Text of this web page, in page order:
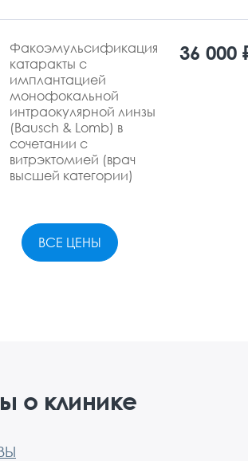
Факоэмульсификация
катаракты с
имплантацией
монофокальной
интраокулярной линзы
(Bausch & Lomb) в
сочетании с
витрэктомией (врач
высшей категории)
36 000
ВСЕ ЦЕНЫ
о клинике